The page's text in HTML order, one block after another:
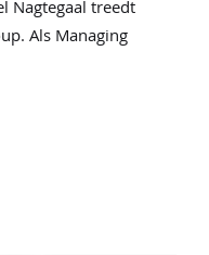
Nagtegaal treedt
Als Managing